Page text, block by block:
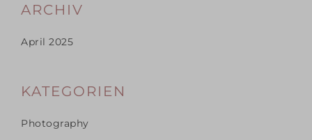
ARCHIV
April 2025
KATEGORIEN
Photography